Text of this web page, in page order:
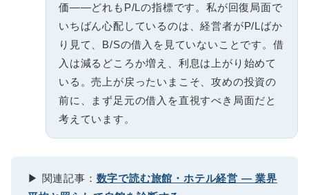
価——どれもP/Lの指標です。私が回復局面で
いちばん心配しているのは、経営者がP/Lばか
り見て、B/Sの借入を見ていないことです。借
入は減るどころか増え、利息は上がり始めて
いる。売上が戻ったいまこそ、攻めの投資の
前に、まず足元の借入を直視すべき局面だと
考えています。
▶ 関連記事： 数字で読む旅館・ホテル経営 ― 業界